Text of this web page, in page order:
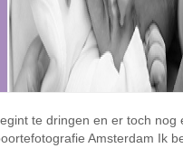
te dringen en er toch nog
Amsterdam Ik